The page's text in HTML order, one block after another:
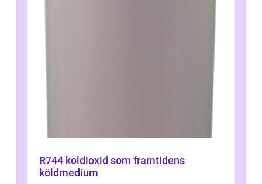
R744 koldioxid som framtidens
köldmedium